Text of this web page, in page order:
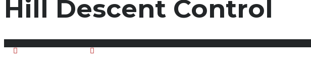
Hill Descent Control